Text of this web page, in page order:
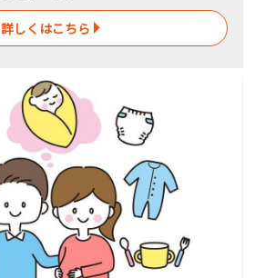
詳しくはこちら